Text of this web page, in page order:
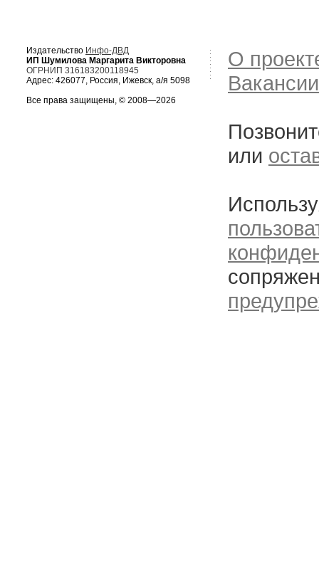
Издательство Инфо-ДВД
ИП Шумилова Маргарита Викторовна
ОГРНИП 316183200118945
Адрес: 426077, Россия, Ижевск, а/я 5098
Все права защищены, © 2008—2026
О
Вакансии
или